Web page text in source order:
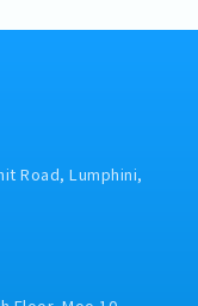
Road, Lumphini,